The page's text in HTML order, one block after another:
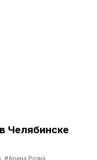
Челябинске
#Арина Розна